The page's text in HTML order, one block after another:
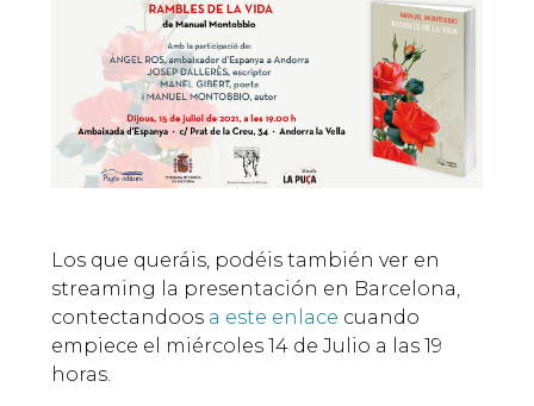
Los que queráis, podéis también ver en
streaming la presentación en Barcelona,
contectandoos a este enlace cuando
empiece el miércoles 14 de Julio a las 19
horas.